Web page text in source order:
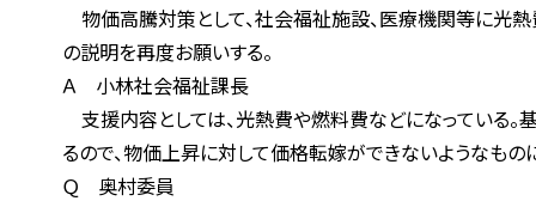
物価高騰対策として、社会福祉施設、医療機関等に光熱費
の説明を再度お願いする。
Ａ 小林社会福祉課長
支援内容としては、光熱費や燃料費などになっている。
るので、物価上昇に対して価格転嫁ができないようなもの
Ｑ 奥村委員